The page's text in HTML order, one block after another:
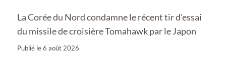
La Corée du Nord condamne le récent tir d’essai
du missile de croisière Tomahawk par le Japon
Publié le6 août 2026